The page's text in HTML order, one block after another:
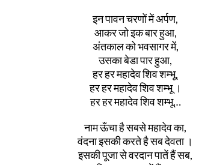
इन पावन चरणों में अर्पण,
आकर जो इक बार हुआ,
अंतकाल को भवसागर में,
उसका बेडा पार हुआ,
हर हर महादेव शिव शम्भू,
हर हर महादेव शिव शम्भू ।
हर हर महादेव शिव शम्भू…
नाम ऊँचा है सबसे महादेव का,
वंदना इसकी करते है सब देवता ।
इसकी पूजा से वरदान पातें हैं सब,